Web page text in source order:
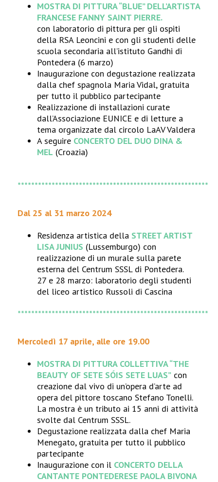
MOSTRA DI PITTURA“BLUE” DELL’ARTISTA
FRANCESE FANNY SAINT PIERRE.
con laboratorio di pittura per gli ospiti
della RSA Leoncini e con gli studenti delle
scuola secondaria all’istituto Gandhi di
Pontedera (6 marzo)
Inaugurazione con degustazione realizzata
dalla chef spagnola Maria Vidal, gratuita
per tutto il pubblico partecipante
Realizzazione di installazioni curate
dall’Associazione EUNICE e di letture a
tema organizzate dal circolo LaAV Valdera
A seguire CONCERTO DEL DUO DINA &
MEL (Croazia)
********************************************************
Dal 25 al 31 marzo 2024
Residenza artistica della STREET ARTIST
LISA JUNIUS (Lussemburgo) con
realizzazione di un murale sulla parete
esterna del Centrum SSSL di Pontedera.
27 e 28 marzo: laboratorio degli studenti
del liceo artistico Russoli di Cascina
********************************************************
Mercoledì 17 aprile, alle ore 19.00
MOSTRA DI PITTURA COLLETTIVA“THE
BEAUTY OF SETE SÓIS SETE LUAS” con
creazione dal vivo di un’opera d’arte ad
opera del pittore toscano Stefano Tonelli.
La mostra è un tributo ai 15 anni di attività
svolte dal Centrum SSSL.
Degustazione realizzata dalla chef Maria
Menegato, gratuita per tutto il pubblico
partecipante
Inaugurazione con il CONCERTO DELLA
CANTANTE PONTEDERESE PAOLA BIVONA